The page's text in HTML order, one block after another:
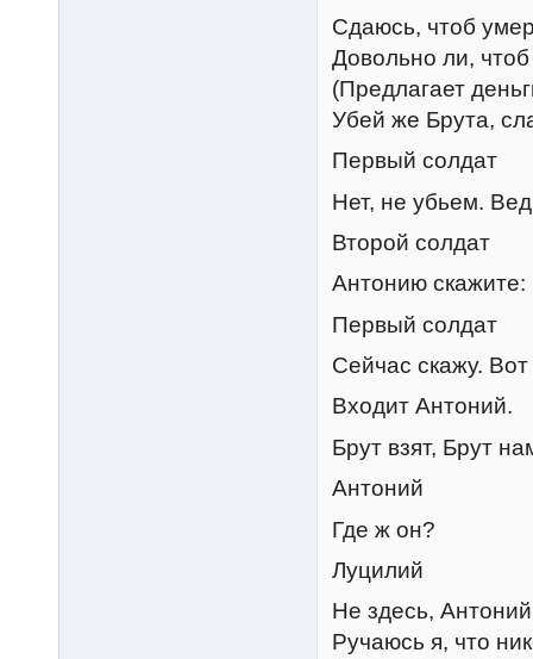
Сдаюсь, чтоб
Довольно ли,
(Предлагает
Убей же Брута,
Первый солдат
Нет, не убьем.
Второй солдат
Антонию скажите:
Первый солдат
Сейчас скажу.
Входит Антоний.
Брут взят, Брут
Антоний
Где ж он?
Луцилий
Не здесь,
Ручаюсь я, что